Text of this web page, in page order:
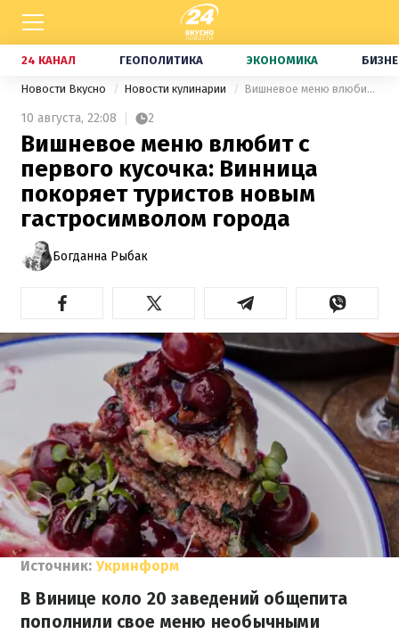
24 КАНАЛ ГЕОПОЛИТИКА ЭКОНОМИКА
Новости Вкусно Новости кулинарии Вишневое меню влюбит с первого кусочка: Винница покоряет туристов новым гастросимволом города
10 августа, 22:08 2
Вишневое меню влюбит с
первого кусочка: Винница
покоряет туристов новым
гастросимволом города
Богданна Рыбак
Источник: Укринформ
В Винице коло 20 заведений общепита
пополнили свое меню необычными